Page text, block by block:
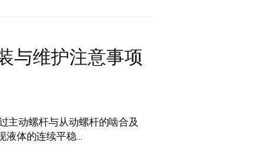
与维护注意事项
主动螺杆与从动螺杆的啮合及
液体的连续平稳…